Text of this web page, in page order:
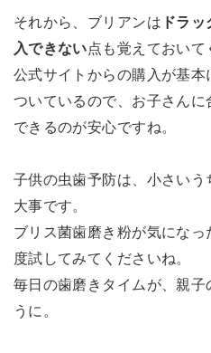
それから、ブリアンは ドラ
入できない点も覚えておいて
公式サイトからの購入が基
ついているので、お子さん
できるのが安心ですね。
子供の虫歯予防は、小さい
大事です。
ブリス菌歯磨き粉が気にな
度試してみてくださいね。
毎日の歯磨きタイムが、親
うに。